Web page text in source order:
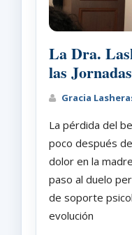
La Dra.
las
Gracia
La pérdida del
poco después
dolor en la
paso al duelo
de soporte
evolución